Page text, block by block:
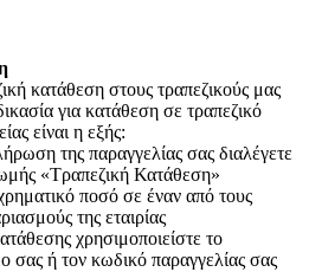
κατάθεση στους τραπεζικούς μας
για κατάθεση σε τραπεζικό
είναι η εξής:
της παραγγελίας σας διαλέγετε
«Τραπεζική Κατάθεση»
ποσό σε έναν από τους
της εταιρίας
χρησιμοποιείστε το
σας ή τον κωδικό παραγγελίας σας